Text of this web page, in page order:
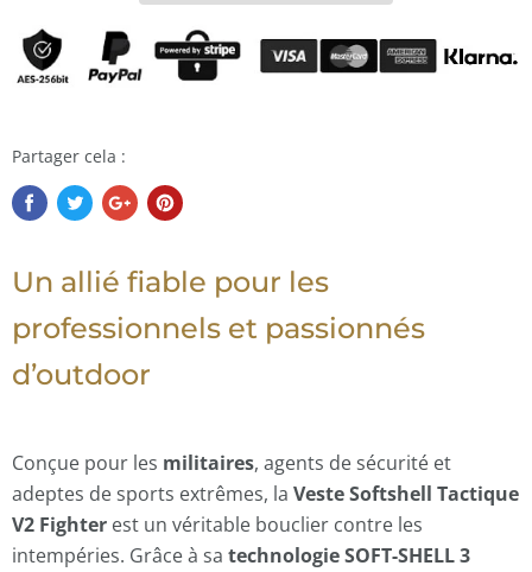
Partager cela :
Un allié fiable pour les
professionnels et passionnés
d’outdoor
Conçue pour les militaires, agents de sécurité et
adeptes de sports extrêmes, la Veste Softshell Tactique
V2 Fighter est un véritable bouclier contre les
intempéries. Grâce à sa technologie SOFT-SHELL 3